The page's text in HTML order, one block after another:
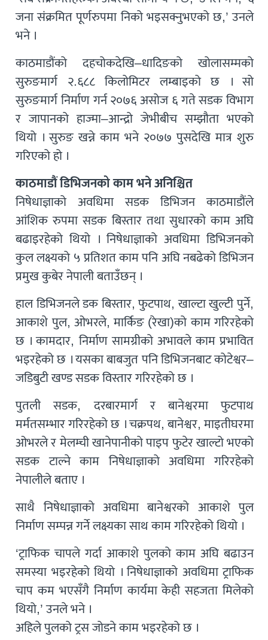
जना संक्रमित पूर्णरुपमा निको भइसक्नुभएको छ,’ उनले
भने ।
काठमाडौंको दहचोकदेखि–धादिङको खोलासम्मको
सुरुङमार्ग २.६८८ किलोमिटर लम्बाइको छ । सो
सुरुङमार्ग निर्माण गर्न २०७६ असोज ६ गते सडक विभाग
र जापानको हाज्मा–आन्द्रो जेभीबीच सम्झौता भएको
थियो । सुरुङ खन्ने काम भने २०७७ पुसदेखि मात्र शुरु
गरिएको हो ।
काठमाडौं डिभिजनको काम भने अनिश्चित
निषेधाज्ञाको अवधिमा सडक डिभिजन काठमाडौंले
आंशिक रुपमा सडक बिस्तार तथा सुधारको काम अघि
बढाइरहेको थियो । निषेधाज्ञाको अवधिमा डिभिजनको
कुल लक्ष्यको ५ प्रतिशत काम पनि अघि नबढेको डिभिजन
प्रमुख कुबेर नेपाली बताउँछन् ।
हाल डिभिजनले डक बिस्तार, फुटपाथ, खाल्टा खुल्टी पुर्ने,
आकाशे पुल, ओभरले, मार्किङ (रेखा)को काम गरिरहेको
छ । कामदार, निर्माण सामग्रीको अभावले काम प्रभावित
भइरहेको छ । यसका बाबजुत पनि डिभिजनबाट कोटेश्वर–
जडिबुटी खण्ड सडक विस्तार गरिरहेको छ ।
पुतली सडक, दरबारमार्ग र बानेश्वरमा फुटपाथ
मर्मतसम्भार गरिरहेको छ । चक्रपथ, बानेश्वर, माइतीघरमा
ओभरले र मेलम्ची खानेपानीको पाइप फुटेर खाल्टो भएको
सडक टाल्ने काम निषेधाज्ञाको अवधिमा गरिरहेको
नेपालीले बताए ।
साथै निषेधाज्ञाको अवधिमा बानेश्वरको आकाशे पुल
निर्माण सम्पन्न गर्ने लक्ष्यका साथ काम गरिरहेको थियो ।
‘ट्राफिक चापले गर्दा आकाशे पुलको काम अघि बढाउन
समस्या भइरहेको थियो । निषेधाज्ञाको अवधिमा ट्राफिक
चाप कम भएसँगै निर्माण कार्यमा केही सहजता मिलेको
थियो,’ उनले भने ।
अहिले पुलको ट्रस जोडने काम भइरहेको छ ।